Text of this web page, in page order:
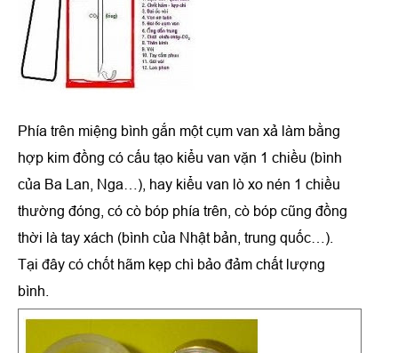
Phía trên miệng bình gắn một cụm van xả làm bằng
hợp kim đồng có cấu tạo kiểu van vặn 1 chiều (bình
của Ba Lan, Nga…), hay kiểu van lò xo nén 1 chiều
thường đóng, có cò bóp phía trên, cò bóp cũng đồng
thời là tay xách (bình của Nhật bản, trung quốc…).
Tại đây có chốt hãm kẹp chì bảo đảm chất lượng
bình.